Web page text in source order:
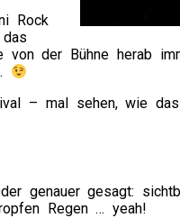
Rock
der Bühne herab
– mal sehen, wie
genauer gesagt:
Regen … yeah!